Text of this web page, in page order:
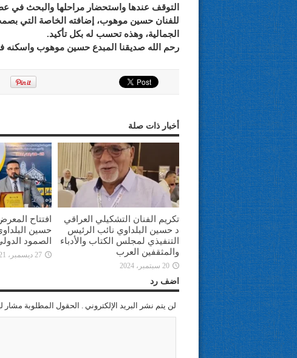
التوقف عندها واستحضار مراحلها والبحث في
للفنان حسين موهوب، إضافته الخاصة التي
الجمالية، وهذه تحسب له بكل تأكيد.
رحم الله صديقنا المبدع حسين موهوب واسكنه
أخبار ذات صلة
تكريم الفنان التشكيلي العراقي
د حسين البلداوي نائب الرئيس
التنفيذي لمجلس الكتاب والأدباء
والمثقفين العرب
20 سبتمبر، 2024
افتتاح
حسين
الصمود الدولي
27 ديسمبر، 2021
اضف رد
لن يتم نشر البريد الإلكتروني . الحقول المطلوبة مشار